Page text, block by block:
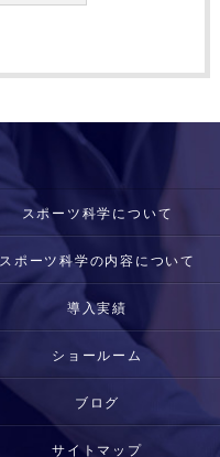
スポーツ科学について
スポーツ科学の内容について
導入実績
ショールーム
ブログ
サイトマップ